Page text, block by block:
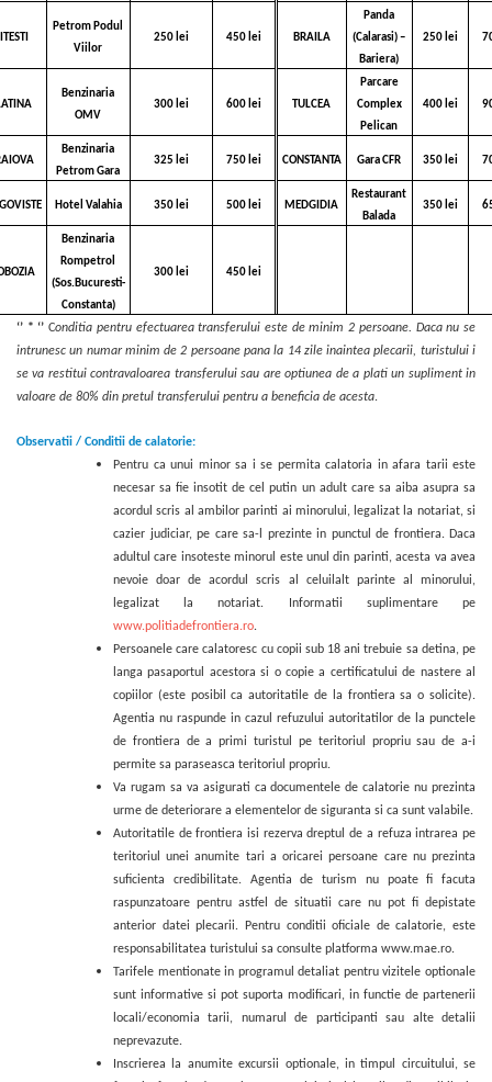
Petrom Podul
Viilor
250 lei 450 lei BRAILA
Panda
(Calarasi) –
Bariera)
250 lei
Benzinaria
OMV
300 lei 600 lei TULCEA
Parcare
Complex
Pelican
400 lei
Benzinaria
Petrom Gara
325 lei 750 lei CONSTANTA Gara CFR 350 lei
Hotel Valahia 350 lei 500 lei MEDGIDIA
Restaurant
Balada
350 lei
Benzinaria
Rompetrol
(Sos.Bucuresti-
Constanta)
300 lei 450 lei
‘’ * ‘’ Conditia pentru efectuarea transferului este de minim 2 persoane. Daca nu se
intrunesc un numar minim de 2 persoane pana la 14 zile inaintea plecarii, turistului i
se va restitui contravaloarea transferului sau are optiunea de a plati un supliment in
valoare de 80% din pretul transferului pentru a beneficia de acesta.
Observatii / Conditii de calatorie:
Pentru ca unui minor sa i se permita calatoria in afara tarii este
necesar sa fie insotit de cel putin un adult care sa aiba asupra sa
acordul scris al ambilor parinti ai minorului, legalizat la notariat, si
cazier judiciar, pe care sa-l prezinte in punctul de frontiera. Daca
adultul care insoteste minorul este unul din parinti, acesta va avea
nevoie doar de acordul scris al celuilalt parinte al minorului,
legalizat la notariat.
Informatii suplimentare pe
www.politiadefrontiera.ro.
Persoanele care calatoresc cu copii sub 18 ani trebuie sa detina, pe
langa pasaportul acestora si o copie a certificatului de nastere al
copiilor (este posibil ca autoritatile de la frontiera sa o solicite).
Agentia nu raspunde in cazul refuzului autoritatilor de la punctele
de frontiera de a primi turistul pe teritoriul propriu sau de a-i
permite sa paraseasca teritoriul propriu.
Va rugam sa va asigurati ca documentele de calatorie nu prezinta
urme de deteriorare a elementelor de siguranta si ca sunt valabile.
Autoritatile de frontiera isi rezerva dreptul de a refuza intrarea pe
teritoriul unei anumite tari a oricarei persoane care nu prezinta
suficienta credibilitate. Agentia de turism nu poate fi facuta
raspunzatoare pentru astfel de situatii care nu pot fi depistate
anterior datei plecarii.
Pentru conditii oficiale de calatorie, este
responsabilitatea turistului sa consulte platforma www.mae.ro.
Tarifele mentionate in programul detaliat pentru vizitele optionale
sunt informative si pot suporta modificari, in functie de partenerii
locali/economia tarii, numarul de participanti sau alte detalii
neprevazute.
Inscrierea la anumite excursii optionale, in timpul circuitului, se